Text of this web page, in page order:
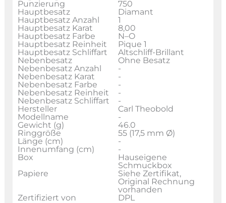
Punzierung
750
Hauptbesatz
Diamant
Hauptbesatz Anzahl
1
Hauptbesatz Karat
8,00
Hauptbesatz Farbe
N–O
Hauptbesatz Reinheit
Pique 1
Hauptbesatz Schliffart
Altschliff-Brillant
Nebenbesatz
Ohne Besatz
Nebenbesatz Anzahl
-
Nebenbesatz Karat
-
Nebenbesatz Farbe
-
Nebenbesatz Reinheit
-
Nebenbesatz Schliffart
-
Hersteller
Carl Theobold
Modellname
-
Gewicht (g)
46.0
Ringgröße
55 (17,5 mm Ø)
Länge (cm)
-
Innenumfang (cm)
-
Box
Hauseigene
Schmuckbox
Papiere
Siehe Zertifikat,
Original Rechnung
vorhanden
Zertifiziert von
DPL